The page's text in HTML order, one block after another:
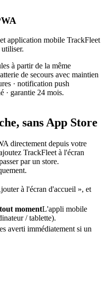
application mobile TrackFleet
à partir de la même
de secours avec maintien
· notification push
· garantie 24 mois.
sans App Store
directement depuis votre
TrackFleet à l'écran
par un store.
à l'écran d'accueil », et
momentL'appli mobile
/ tablette).
averti immédiatement si un